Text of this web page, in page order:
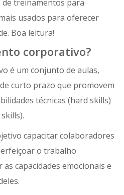
de treinamentos para
usados para oferecer
Boa leitura!
corporativo?
é um conjunto de aulas,
curto prazo que promovem
técnicas (hard skills)
capacitar colaboradores
o trabalho
capacidades emocionais e